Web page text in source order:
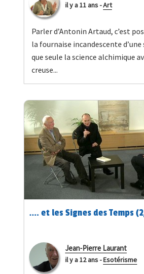
il y a 11 ans-Art
Parler d’Antonin Artaud, c’est
la fournaise incandescente d’une
que seule la science alchimique
creuse...
.... et les Signes des Temps
Jean-Pierre Laurant
il y a 12 ans-Esotérisme